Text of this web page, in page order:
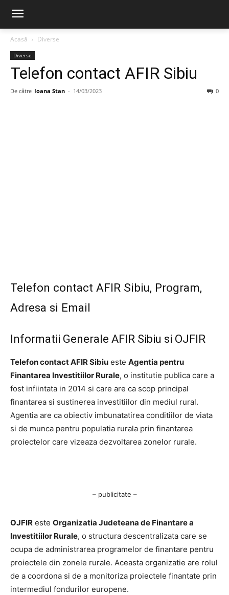
Acasă Diverse
Diverse
Telefon contact AFIR Sibiu
De către Ioana Stan - 14/03/2023 0
Telefon contact AFIR Sibiu, Program,
Adresa si Email
Informatii Generale AFIR Sibiu si OJFIR
Telefon contact AFIR Sibiu este Agentia pentru
Finantarea Investitiilor Rurale, o institutie publica care a
fost infiintata in 2014 si care are ca scop principal
finantarea si sustinerea investitiilor din mediul rural.
Agentia are ca obiectiv imbunatatirea conditiilor de viata
si de munca pentru populatia rurala prin finantarea
proiectelor care vizeaza dezvoltarea zonelor rurale.
– publicitate –
OJFIR este Organizatia Judeteana de Finantare a
Investitiilor Rurale, o structura descentralizata care se
ocupa de administrarea programelor de finantare pentru
proiectele din zonele rurale. Aceasta organizatie are rolul
de a coordona si de a monitoriza proiectele finantate prin
intermediul fondurilor europene.